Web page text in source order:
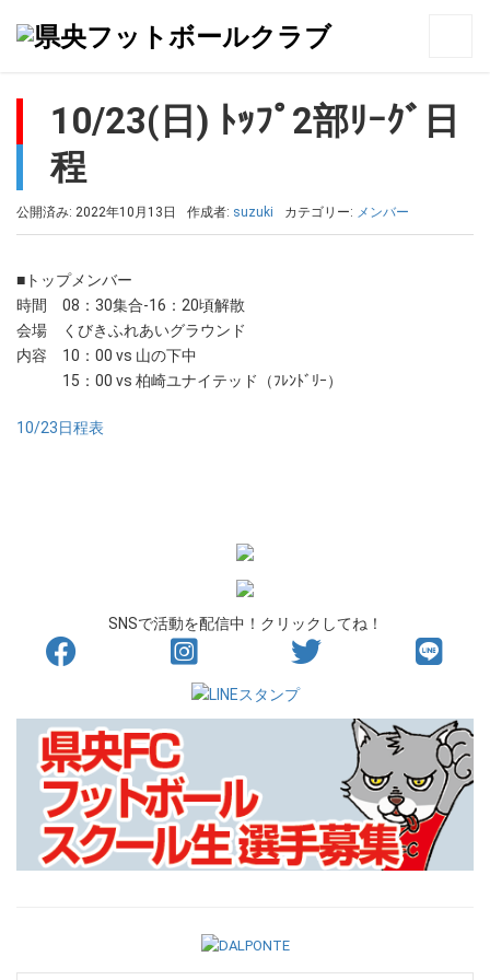
10/23(日) ﾄｯﾌﾟ2部ﾘｰｸﾞ日
程
公開済み: 2022年10月13日 作成者: suzuki カテゴリー: メンバー
■トップメンバー
時間 08：30集合-16：20頃解散
会場 くびきふれあいグラウンド
内容 10：00 vs 山の下中
15：00 vs 柏崎ユナイテッド（ﾌﾚﾝﾄﾞﾘｰ）
10/23日程表
SNSで活動を配信中！クリックしてね！